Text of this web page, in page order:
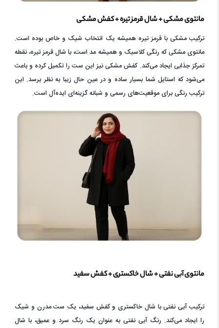
مانتوی مشکی + شال قرمز تیره + کفش مشکی
ترکیب مشکی با قرمز تیره همیشه یک انتخاب شیک و خاص بوده است.
مانتوی مشکی که رنگی کلاسیک و همیشه مد است، با شال قرمز تیره، نقطه
تمرکز جذابی ایجاد می‌کند. کفش مشکی نیز این ست را تکمیل کرده و باعث
می‌شود که استایل شما بسیار ساده و در عین حال زیبا به نظر برسد. این
ترکیب رنگی برای موقعیت‌های رسمی و شبانه گزینه‌ای ایده‌آل است.
مانتوی آبی نفتی + شال خاکستری + کفش سفید
ترکیب آبی نفتی با شال خاکستری و کفش سفید، یک ست مدرن و شیک
را ایجاد می‌کند. رنگ آبی نفتی به عنوان یک رنگ سرد و عمیق، با شال